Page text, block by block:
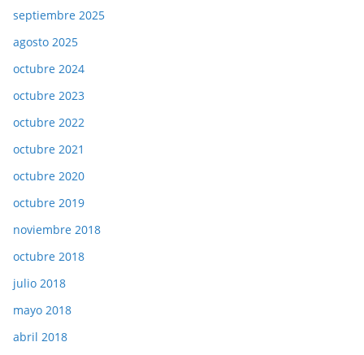
septiembre 2025
agosto 2025
octubre 2024
octubre 2023
octubre 2022
octubre 2021
octubre 2020
octubre 2019
noviembre 2018
octubre 2018
julio 2018
mayo 2018
abril 2018